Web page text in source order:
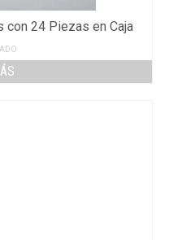
con 24 Piezas en Caja